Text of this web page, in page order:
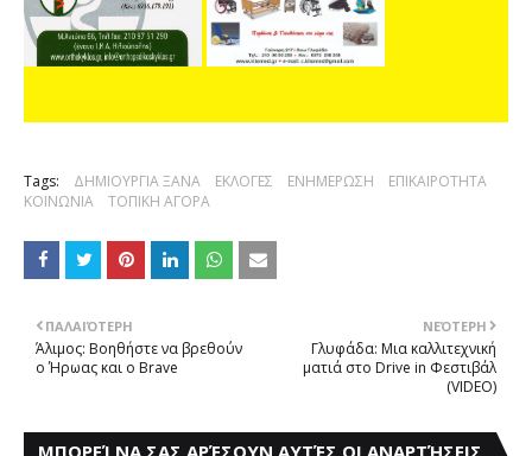
Tags: ΔΗΜΙΟΥΡΓΙΑ ΞΑΝΑ ΕΚΛΟΓΕΣ ΕΝΗΜΕΡΩΣΗ
ΕΠΙΚΑΙΡΟΤΗΤΑ
ΚΟΙΝΩΝΙΑ
ΤΟΠΙΚΗ ΑΓΟΡΑ
ΝΕΌΤΕΡΗ
Γλυφάδα: Μια καλλιτεχνική
ματιά στο Drive in Φεστιβάλ
(VIDEO)
ΠΑΛΑΙΌΤΕΡΗ
Άλιμος: Βοηθήστε να βρεθούν
ο Ήρωας και ο Brave
ΜΠΟΡΕΊ ΝΑ ΣΑΣ ΑΡΈΣΟΥΝ ΑΥΤΈΣ ΟΙ ΑΝΑΡΤΉΣΕΙΣ